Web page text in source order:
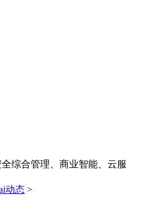
综合管理、商业智能、云服
动态 >